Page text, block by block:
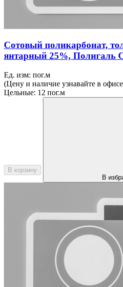
Сотовый поликарбонат,
янтарный 25%, Полигаль
Ед. изм: пог.м
(Цену и наличие узнавайте в
Цельные: 12 пог.м
В корзину
В